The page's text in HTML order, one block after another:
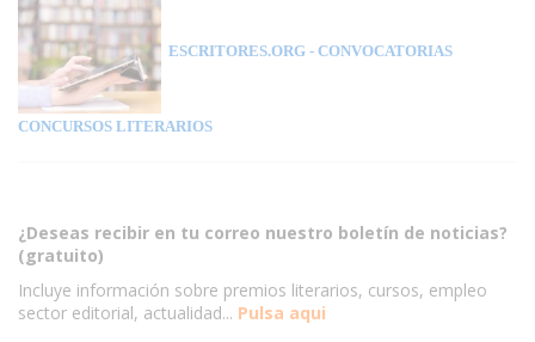
ESCRITORES.ORG - CONVOCATORIAS
CONCURSOS LITERARIOS
¿Deseas recibir en tu correo nuestro boletín de noticias?
(gratuito)
Incluye información sobre premios literarios, cursos, empleo
sector editorial, actualidad... Pulsa aqui